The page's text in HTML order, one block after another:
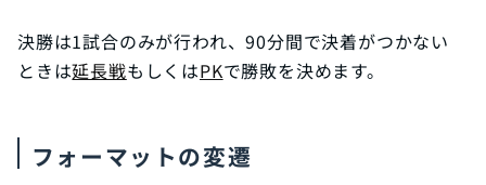
決勝は1試合のみが行われ、90分間で決着がつかない
ときは延長戦もしくはPKで勝敗を決めます。
フォーマットの変遷